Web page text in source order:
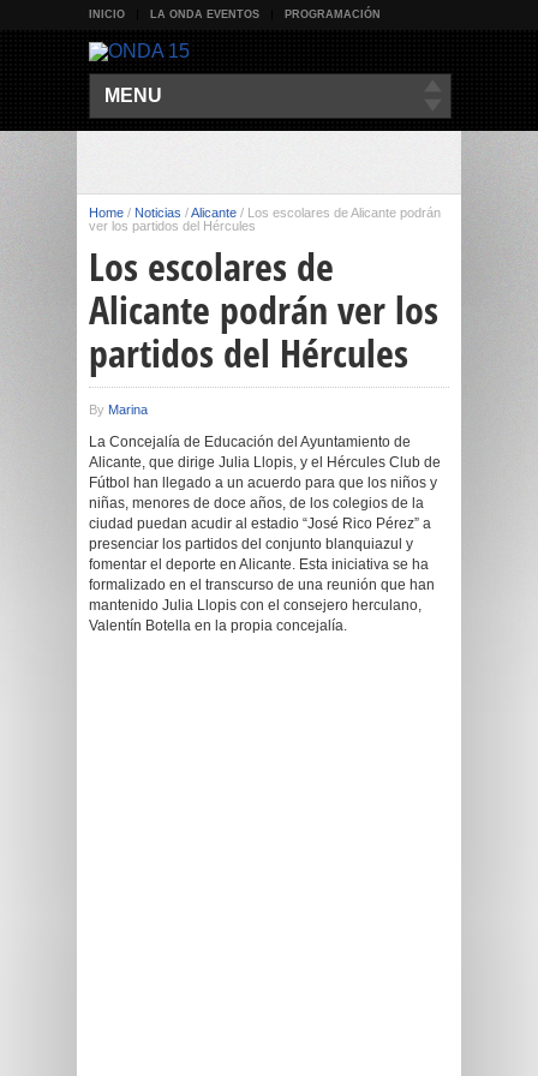
INICIO LA ONDA EVENTOS PROGRAMACIÓN
MENU
Home / Noticias /Alicante / Los escolares de Alicante podrán
ver los partidos del Hércules
Los escolares de
Alicante podrán ver los
partidos del Hércules
By Marina
La Concejalía de Educación del Ayuntamiento de
Alicante, que dirige Julia Llopis, y el Hércules Club de
Fútbol han llegado a un acuerdo para que los niños y
niñas, menores de doce años, de los colegios de la
ciudad puedan acudir al estadio “José Rico Pérez” a
presenciar los partidos del conjunto blanquiazul y
fomentar el deporte en Alicante. Esta iniciativa se ha
formalizado en el transcurso de una reunión que han
mantenido Julia Llopis con el consejero herculano,
Valentín Botella en la propia concejalía.